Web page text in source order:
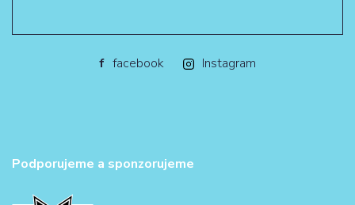
f facebook Instagram
Podporujeme a sponzorujeme